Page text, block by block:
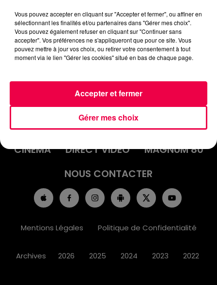
INFOS
AGENDA
JEUX
PODCASTS
CINÉMA
DIRECT VIDÉO
MAGNUM 80
NOUS CONTACTER
Mentions Légales Politique de Confidentialité
Archives 2026 2025 2024 2023 2022
Vous pouvez accepter en cliquant sur "Accepter et fermer", ou affiner en
sélectionnant les finalités et/ou partenaires dans "Gérer mes choix".
Vous pouvez également refuser en cliquant sur "Continuer sans
accepter". Vos préférences ne s'appliqueront que pour ce site. Vous
pouvez mettre à jour vos choix, ou retirer votre consentement à tout
moment via le lien "Gérer les cookies" situé en bas de chaque page.
Gérer mes choix
Accepter et fermer